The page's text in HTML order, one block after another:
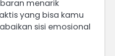
menarik
yang bisa kamu
sisi emosional